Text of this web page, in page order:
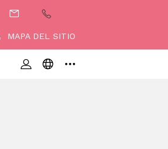
MAPA DEL SITIO